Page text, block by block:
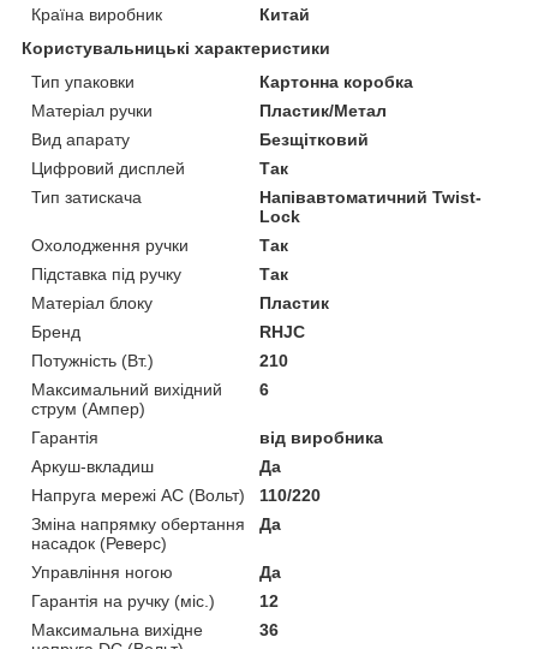
Країна виробник
Китай
Користувальницькі характеристики
Тип упаковки
Картонна коробка
Матеріал ручки
Пластик/Метал
Вид апарату
Безщітковий
Цифровий дисплей
Так
Тип затискача
Напівавтоматичний Twist-
Lock
Охолодження ручки
Так
Підставка під ручку
Так
Матеріал блоку
Пластик
Бренд
RHJC
Потужність (Вт.)
210
Максимальний вихідний
струм (Ампер)
6
Гарантія
від виробника
Аркуш-вкладиш
Да
Напруга мережі AC (Вольт)
110/220
Зміна напрямку обертання
насадок (Реверс)
Да
Управління ногою
Да
Гарантія на ручку (міс.)
12
Максимальна вихідне
36